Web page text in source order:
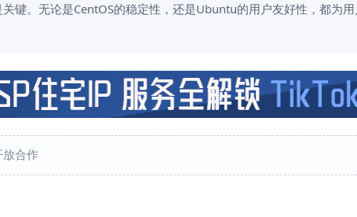
键。无论是CentOS的稳定性，还是Ubuntu的用户友好性，都为
合作